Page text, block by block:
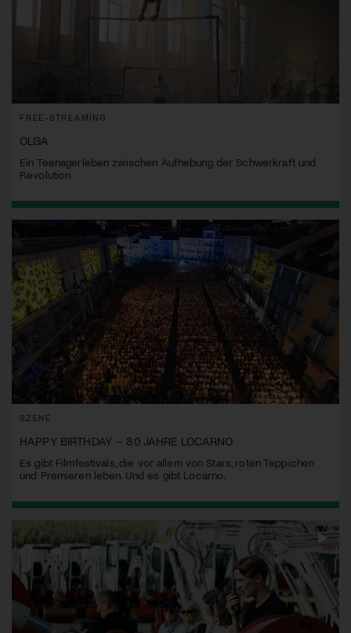
FREE-STREAMING
OLGA
Ein Teenagerleben zwischen Aufhebung der Schwerkraft und
Revolution
SZENE
HAPPY BIRTHDAY – 80 JAHRE LOCARNO
Es gibt Filmfestivals, die vor allem von Stars, roten Teppichen
und Premieren leben. Und es gibt Locarno.